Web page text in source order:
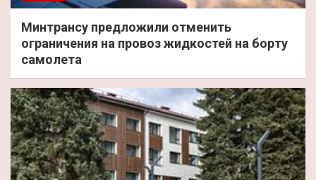
Минтрансу предложили отменить
ограничения на провоз жидкостей на борту
самолета